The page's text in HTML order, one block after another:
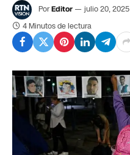
PorEditor julio 20, 2025
4 Minutos de lectura